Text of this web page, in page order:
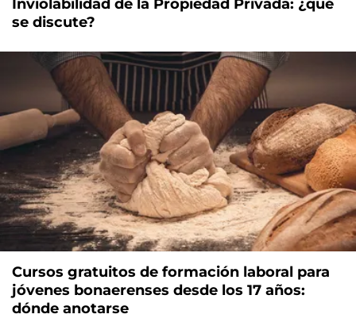
Inviolabilidad de la Propiedad Privada: ¿qué
se discute?
Cursos gratuitos de formación laboral para
jóvenes bonaerenses desde los 17 años:
dónde anotarse